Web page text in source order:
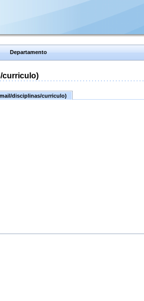
Departamento
curriculo)
disciplinas/curriculo)